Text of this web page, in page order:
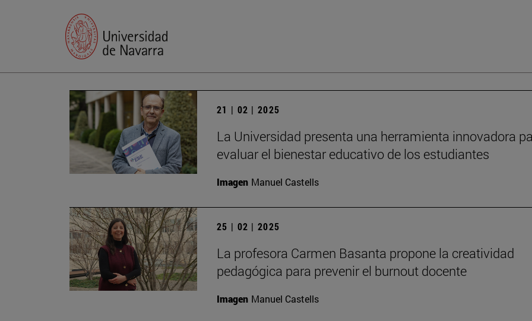
21 | 02 | 2025
La Universidad presenta una herramienta innovadora
evaluar el bienestar educativo de los estudiantes
Imagen Manuel Castells
25 | 02 | 2025
La profesora Carmen Basanta propone la creatividad
pedagógica para prevenir el burnout docente
Imagen Manuel Castells